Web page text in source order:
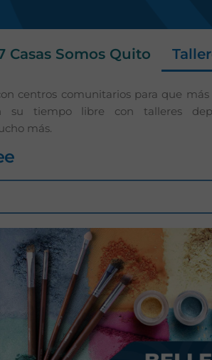
Casas Somos Quito
centros comunitarios para que
su tiempo libre con talleres
más.